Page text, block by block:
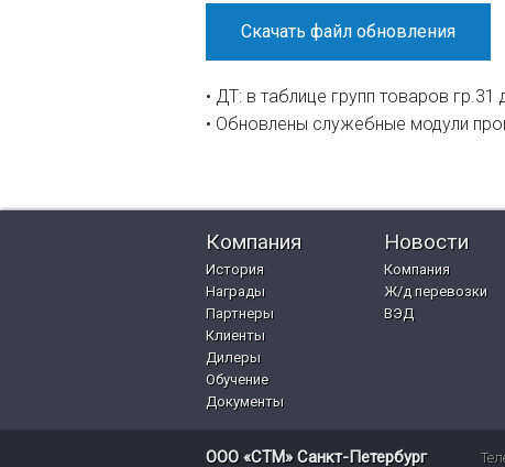
Скачать файл обновления
• ДТ: в таблице групп товаров
• Обновлены служебные модули
Компания
История
Награды
Партнеры
Клиенты
Дилеры
Обучение
Документы
Новости
Компания
Ж/д перевозки
ВЭД
ООО «СТМ» Санкт-Петербург